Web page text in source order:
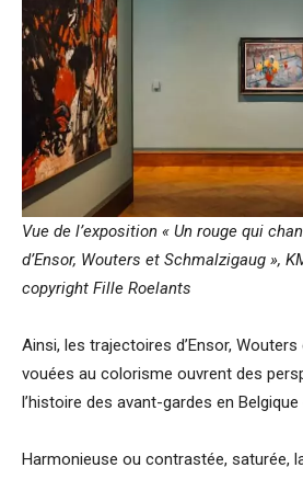
Vue de l’exposition « Un rouge qui
d’Ensor, Wouters et Schmalzigaug »,
copyright Fille Roelants
Ainsi, les trajectoires d’Ensor,
vouées au colorisme ouvrent des
l’histoire des avant-gardes en
Harmonieuse ou contrastée, saturée,